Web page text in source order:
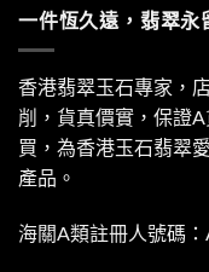
一件恆久遠，翡翠永
香港翡翠玉石專家，
削，貨真價實，保證
買，為香港玉石翡翠
產品。
海關A類註冊人號碼